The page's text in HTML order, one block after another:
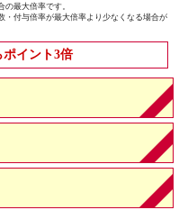
最大倍率です。
・付与倍率が最大倍率より少なくなる場合が
イント3倍